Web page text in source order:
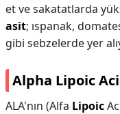
et ve sakatatlarda
asit; ıspanak,
gibi sebzelerde yer
Alpha Lipoic
ALA'nın (Alfa Lipoic